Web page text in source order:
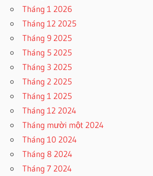
Tháng 1 2026
Tháng 12 2025
Tháng 9 2025
Tháng 5 2025
Tháng 3 2025
Tháng 2 2025
Tháng 1 2025
Tháng 12 2024
Tháng mười một 2024
Tháng 10 2024
Tháng 8 2024
Tháng 7 2024